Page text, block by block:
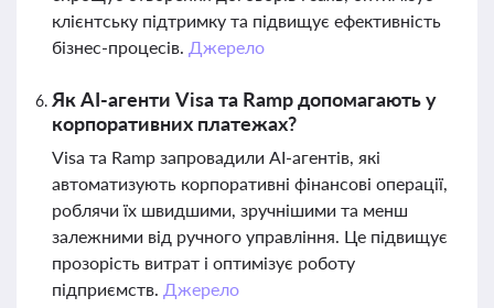
клієнтську підтримку та підвищує ефективність
бізнес-процесів. Джерело
Як AI-агенти Visa та Ramp допомагають у
корпоративних платежах?
Visa та Ramp запровадили AI-агентів, які
автоматизують корпоративні фінансові операції,
роблячи їх швидшими, зручнішими та менш
залежними від ручного управління. Це підвищує
прозорість витрат і оптимізує роботу
підприємств. Джерело